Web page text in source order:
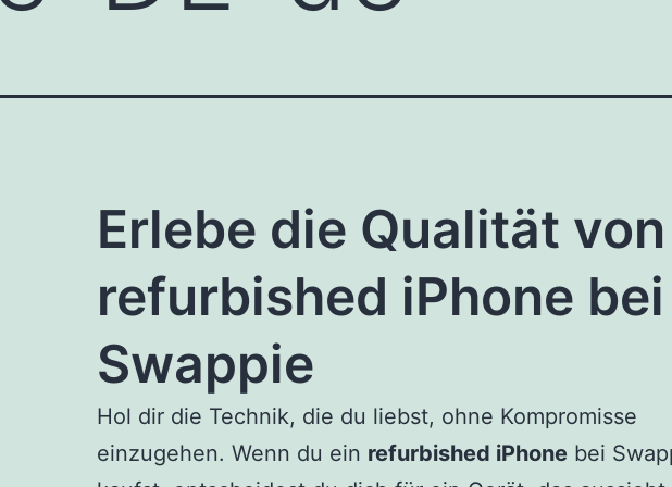
Erlebe die Qualität von
refurbished iPhone bei
Swappie
Hol dir die Technik, die du liebst, ohne Kompromisse
einzugehen. Wenn du ein refurbished iPhone bei